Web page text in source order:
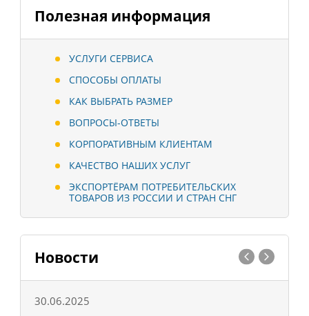
Полезная информация
УСЛУГИ СЕРВИСА
СПОСОБЫ ОПЛАТЫ
КАК ВЫБРАТЬ РАЗМЕР
ВОПРОСЫ-ОТВЕТЫ
КОРПОРАТИВНЫМ КЛИЕНТАМ
КАЧЕСТВО НАШИХ УСЛУГ
ЭКСПОРТЁРАМ ПОТРЕБИТЕЛЬСКИХ
ТОВАРОВ ИЗ РОССИИ И СТРАН СНГ
Новости
30.06.2025